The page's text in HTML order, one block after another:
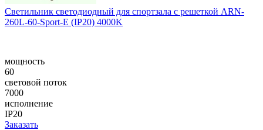
Светильник светодиодный для спортзала с решеткой ARN-
260L-60-Sport-E (IP20) 4000K
мощность
60
световой поток
7000
исполнение
IP20
Заказать